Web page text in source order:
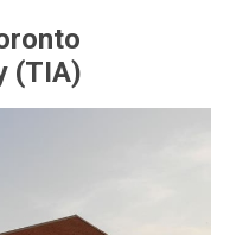
(TIA)